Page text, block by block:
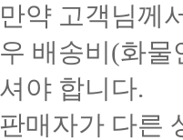
만약 고객님께
우 배송비(화
셔야 합니다.
판매자가 다른